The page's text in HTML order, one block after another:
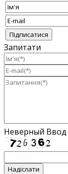
Запитати
Неверный Ввод